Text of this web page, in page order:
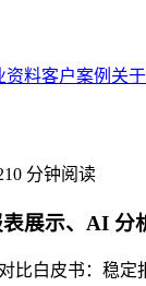
资料客户案例 关
10 分钟阅读
展示、AI 分
比白皮书：稳定